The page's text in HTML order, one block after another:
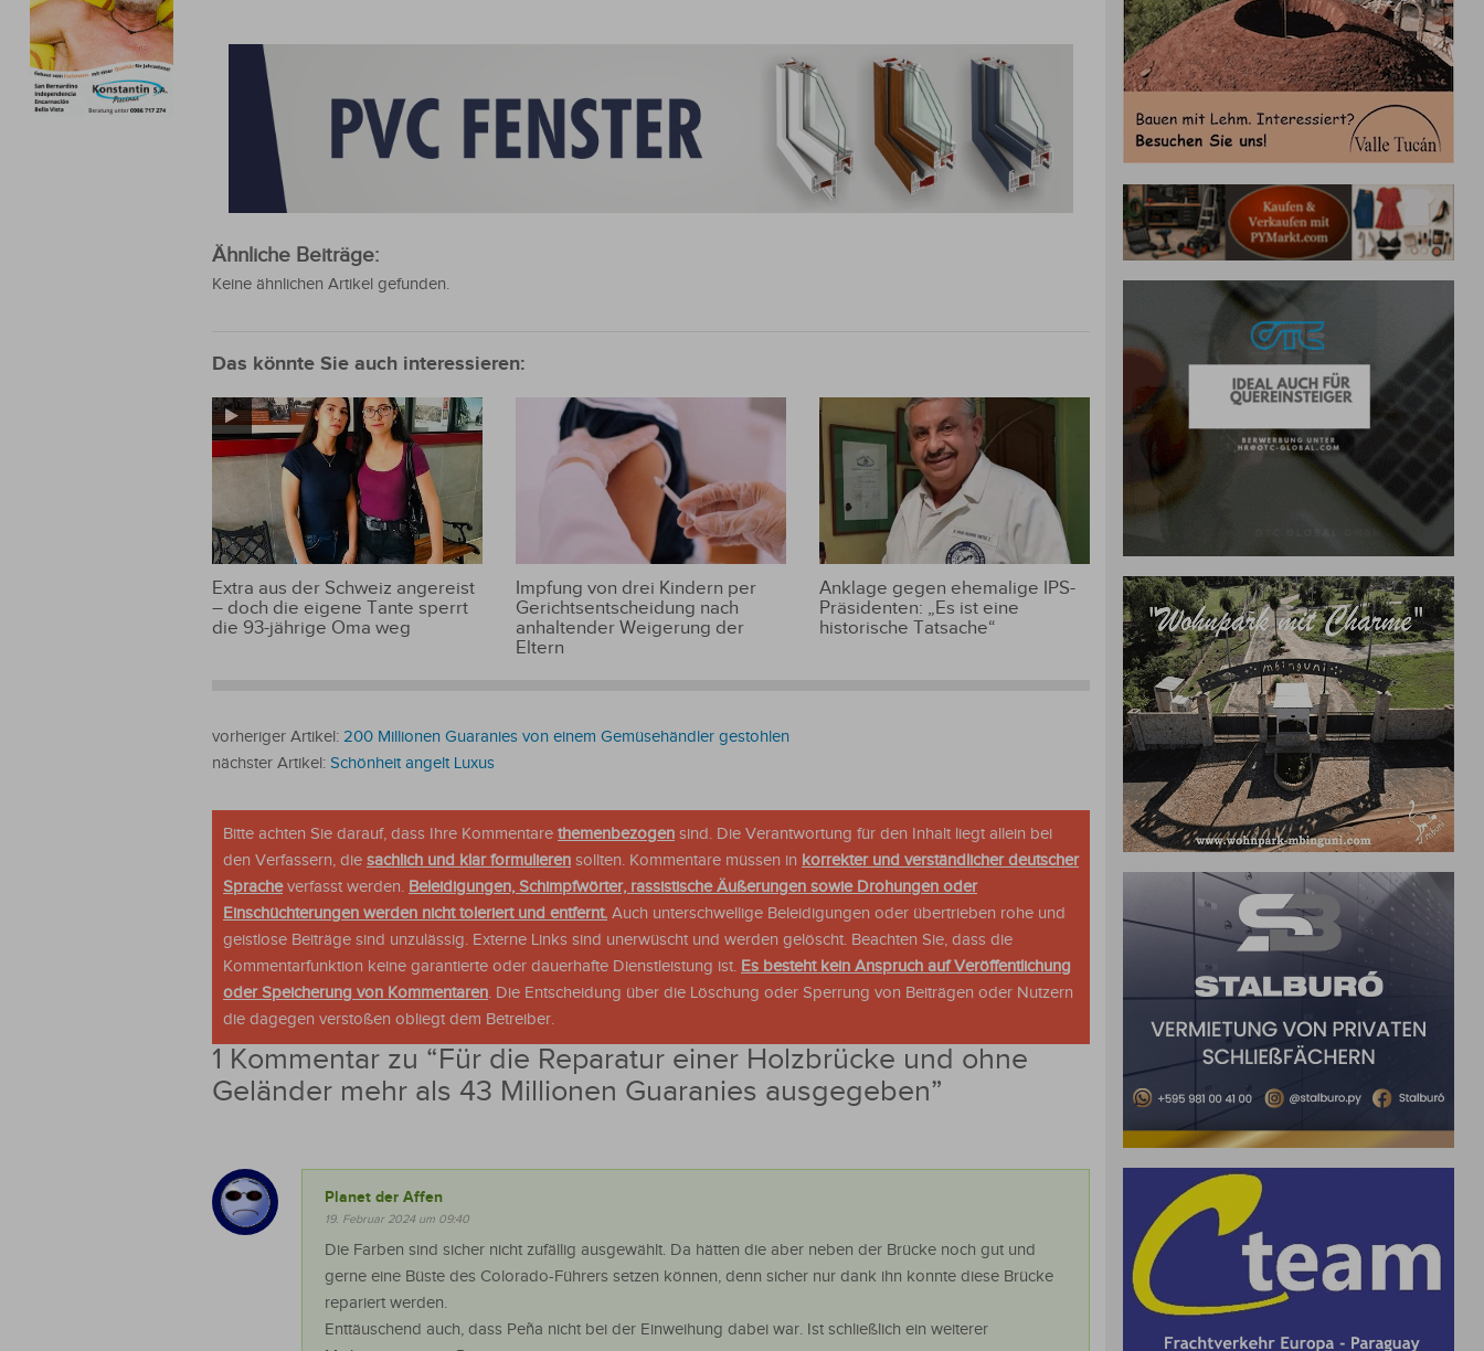
Ähnliche Beiträge:
Keine ähnlichen Artikel gefunden.
Das könnte Sie auch interessieren:
Extra aus der Schweiz angereist
– doch die eigene Tante sperrt
die 93-jährige Oma weg
Impfung von drei Kindern per
Gerichtsentscheidung nach
anhaltender Weigerung der
Eltern
Anklage gegen ehemalige IPS-
Präsidenten: „Es ist eine
historische Tatsache“
vorheriger Artikel: 200 Millionen Guaranies von einem Gemüsehändler gestohlen
nächster Artikel: Schönheit angelt Luxus
Bitte achten Sie darauf, dass Ihre Kommentare themenbezogen sind. Die Verantwortung für den Inhalt liegt allein bei
den Verfassern, die sachlich und klar formulieren sollten. Kommentare müssen in korrekter und verständlicher deutscher
Spracheverfasst werden. Beleidigungen, Schimpfwörter, rassistische Äußerungen sowie Drohungen oder
Einschüchterungen werden nicht toleriert und entfernt. Auch unterschwellige Beleidigungen oder übertrieben rohe und
geistlose Beiträge sind unzulässig. Externe Links sind unerwüscht und werden gelöscht. Beachten Sie, dass die
Kommentarfunktion keine garantierte oder dauerhafte Dienstleistung ist. Es besteht kein Anspruch auf Veröffentlichung
oder Speicherung von Kommentaren. Die Entscheidung über die Löschung oder Sperrung von Beiträgen oder Nutzern
die dagegen verstoßen obliegt dem Betreiber.
1 Kommentar zu “Für die Reparatur einer Holzbrücke und ohne
Geländer mehr als 43 Millionen Guaranies ausgegeben”
Planet der Affen
19. Februar 2024 um 09:40
Die Farben sind sicher nicht zufällig ausgewählt. Da hätten die aber neben der Brücke noch gut und
gerne eine Büste des Colorado-Führers setzen können, denn sicher nur dank ihn konnte diese Brücke
repariert werden.
Enttäuschend auch, dass Peña nicht bei der Einweihung dabei war. Ist schließlich ein weiterer